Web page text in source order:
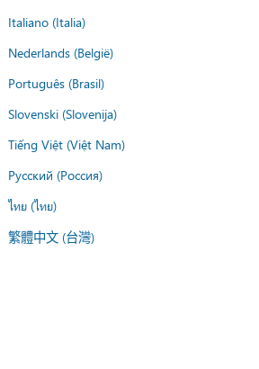
Italiano (Italia)
Nederlands (België)
Português (Brasil)
Slovenski (Slovenija)
Tiếng Việt (Việt Nam)
Русский (Россия)
ไทย (ไทย)
繁體中文 (台灣)